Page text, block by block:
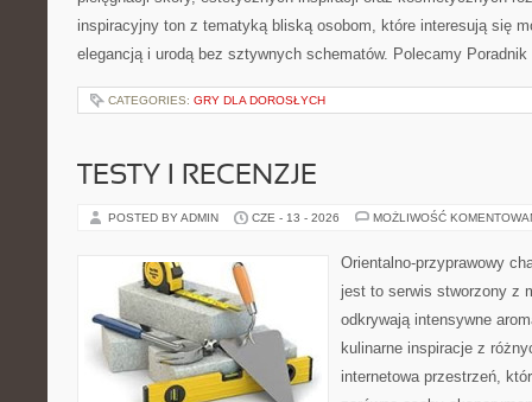
inspiracyjny ton z tematyką bliską osobom, które interesują się
elegancją i urodą bez sztywnych schematów. Polecamy
CATEGORIES: GRY DLA DOROSŁYCH
TESTY I RECENZJE
POSTED BY ADMIN CZE - 13 - 2026 MOŻLIWOŚĆ
Orientalno-przyprawowy
jest to serwis stworzony z
odkrywają intensywne
kulinarne inspiracje z
internetowa przestrzeń,